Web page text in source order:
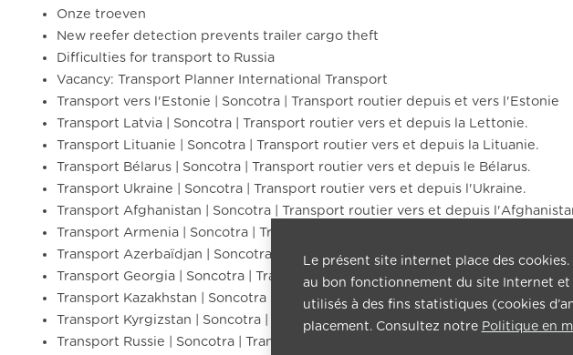
Onze troeven
New reefer detection prevents trailer cargo theft
Difficulties for transport to Russia
Vacancy: Transport Planner International Transport
Transport vers l'Estonie | Soncotra | Transport routier depuis et vers l'Estonie
Transport Latvia | Soncotra | Transport routier vers et depuis la Lettonie.
Transport Lituanie | Soncotra | Transport routier vers et depuis la Lituanie.
Transport Bélarus | Soncotra | Transport routier vers et depuis le Bélarus.
Transport Ukraine | Soncotra | Transport routier vers et depuis l'Ukraine.
Transport Afghanistan | Soncotra | Transport routier vers et depuis
Transport Armenia | Soncotra | Transport routier vers et depuis l'Arménie.
Transport Azerbaïdjan | Soncotra | Transport routier vers et depuis
Transport Georgia | Soncotra | Transport routier vers et depuis la Géorgie.
Transport Kazakhstan | Soncotra | Transport routier vers et depuis le
Transport Kyrgizstan | Soncotra | Transport routier vers et depuis le Kirghizstan.
Transport Russie | Soncotra | Transport routier vers et depuis la Russie.
Le présent site internet place des
au bon fonctionnement du site Internet et
utilisés à des fins statistiques (cookies
placement. Consultez notre Politique en